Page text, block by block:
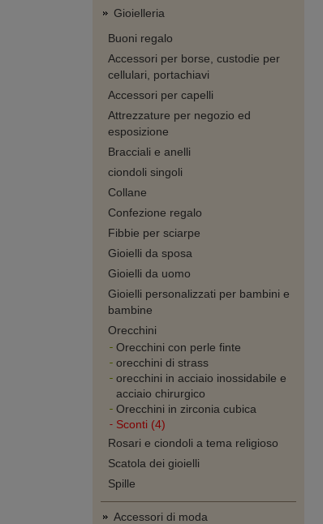
Gioielleria
Buoni regalo
Accessori per borse, custodie per
cellulari, portachiavi
Accessori per capelli
Attrezzature per negozio ed
esposizione
Bracciali e anelli
ciondoli singoli
Collane
Confezione regalo
Fibbie per sciarpe
Gioielli da sposa
Gioielli da uomo
Gioielli personalizzati per bambini e
bambine
Orecchini
Orecchini con perle finte
orecchini di strass
orecchini in acciaio inossidabile e
acciaio chirurgico
Orecchini in zirconia cubica
Sconti (4)
Rosari e ciondoli a tema religioso
Scatola dei gioielli
Spille
Accessori di moda